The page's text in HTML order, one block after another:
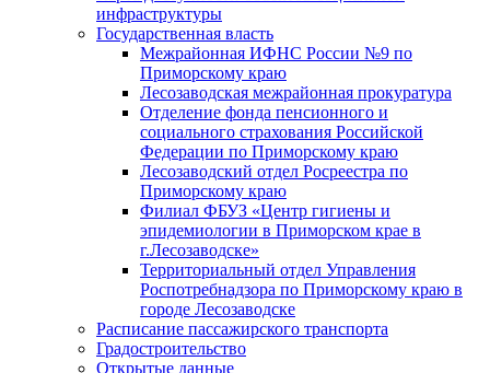
инфраструктуры
Государственная власть
Межрайонная ИФНС России №9 по
Приморскому краю
Лесозаводская межрайонная прокуратура
Отделение фонда пенсионного и
социального страхования Российской
Федерации по Приморскому краю
Лесозаводский отдел Росреестра по
Приморскому краю
Филиал ФБУЗ «Центр гигиены и
эпидемиологии в Приморском крае в
г.Лесозаводске»
Территориальный отдел Управления
Роспотребнадзора по Приморскому краю в
городе Лесозаводске
Расписание пассажирского транспорта
Градостроительство
Открытые данные